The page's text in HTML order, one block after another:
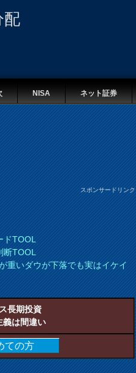
配
NISA ネット証券
スポンサードリンク
ドTOOL
断TOOL
重いダウが下落でも実はイケイ
長期投資
義は間違い
ての方